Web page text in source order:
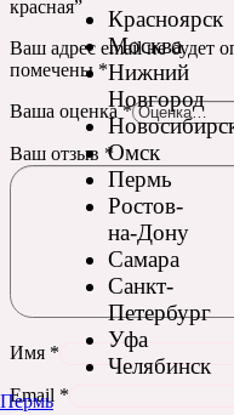
Красноярск
Москва
Нижний
Новгород
Омск
Пермь
Ростов-
на-Дону
Самара
Санкт-
Петербург
Уфа
Челябинск
Пермь
красная”
Ваш адрес email не будет
помечены *
Ваша оценка*
Ваш отзыв *
Имя *
Email *